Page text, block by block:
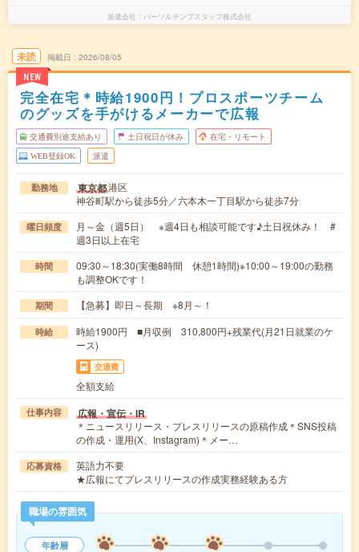
派遣会社 パーソルテンプスタッフ株式会社
未読
NEW
掲載日 2026/08/05
完全在宅＊時給1900円！プロスポーツチーム
のグッズを手がけるメーカーで広報
交通費別途支給あり 土日祝日が休み 在宅・リモート
WEB登録OK 派遣
勤務地 東京都港区
神谷町駅から徒歩5分／六本木一丁目駅から徒歩7分
曜日頻度
月～金（週5日） ※週4日も相談可能です♪土日祝休み！ #
週3日以上在宅
時間
09:30～18:30(実働8時間 休憩1時間)※10:00～19:00の勤務
も調整OKです！
期間 【急募】即日～長期 ※8月～！
時給
時給1900円 ■月収例 310,800円+残業代(月21日就業のケ
ース)
交通費
全額支給
仕事内容 広報・宣伝・IR
＊ニュースリリース・プレスリリースの原稿作成＊SNS投稿
の作成・運用(X、Instagram)＊メー…
応募資格
英語力不要
★広報にてプレスリリースの作成実務経験ある方
職場の雰囲気
年齢層